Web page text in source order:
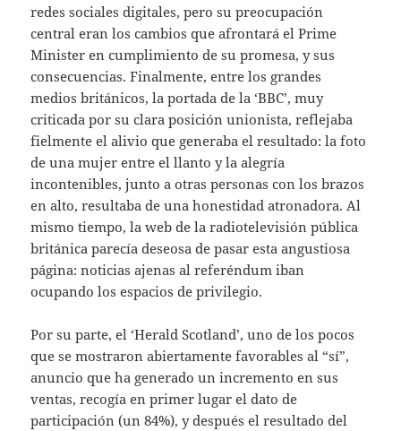
redes sociales digitales, pero su preocupación
central eran los cambios que afrontará el Prime
Minister en cumplimiento de su promesa, y sus
consecuencias. Finalmente, entre los grandes
medios británicos, la portada de la ‘BBC’, muy
criticada por su clara posición unionista, reflejaba
fielmente el alivio que generaba el resultado: la foto
de una mujer entre el llanto y la alegría
incontenibles, junto a otras personas con los brazos
en alto, resultaba de una honestidad atronadora. Al
mismo tiempo, la web de la radiotelevisión pública
británica parecía deseosa de pasar esta angustiosa
página: noticias ajenas al referéndum iban
ocupando los espacios de privilegio.
Por su parte, el ‘Herald Scotland’, uno de los pocos
que se mostraron abiertamente favorables al “sí”,
anuncio que ha generado un incremento en sus
ventas, recogía en primer lugar el dato de
participación (un 84%), y después el resultado del